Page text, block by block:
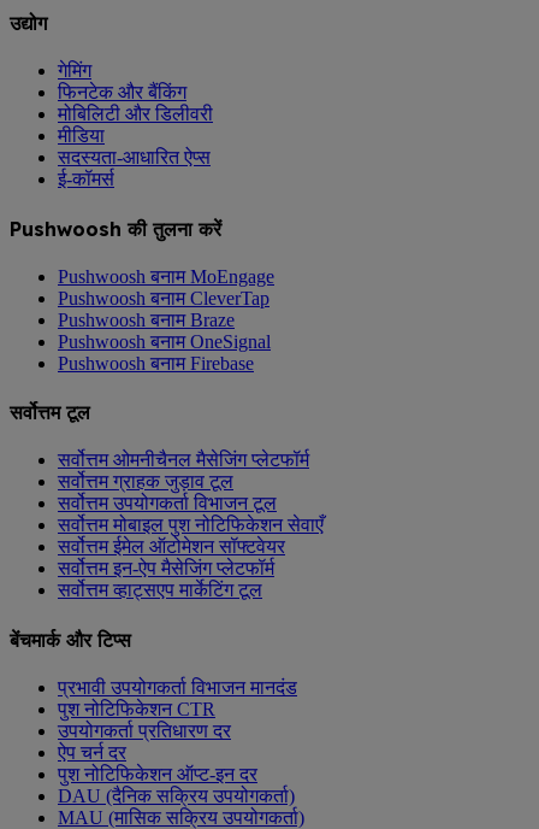
उद्योग
गेमिंग
फिनटेक और बैंकिंग
मोबिलिटी और डिलीवरी
मीडिया
सदस्यता-आधारित ऐप्स
ई-कॉमर्स
Pushwoosh की तुलना करें
Pushwoosh बनाम MoEngage
Pushwoosh बनाम CleverTap
Pushwoosh बनाम Braze
Pushwoosh बनाम OneSignal
Pushwoosh बनाम Firebase
सर्वोत्तम टूल
सर्वोत्तम ओमनीचैनल मैसेजिंग प्लेटफॉर्म
सर्वोत्तम ग्राहक जुड़ाव टूल
सर्वोत्तम उपयोगकर्ता विभाजन टूल
सर्वोत्तम मोबाइल पुश नोटिफिकेशन सेवाएँ
सर्वोत्तम ईमेल ऑटोमेशन सॉफ्टवेयर
सर्वोत्तम इन-ऐप मैसेजिंग प्लेटफॉर्म
सर्वोत्तम व्हाट्सएप मार्केटिंग टूल
बेंचमार्क और टिप्स
प्रभावी उपयोगकर्ता विभाजन मानदंड
पुश नोटिफिकेशन CTR
उपयोगकर्ता प्रतिधारण दर
ऐप चर्न दर
पुश नोटिफिकेशन ऑप्ट-इन दर
DAU (दैनिक सक्रिय उपयोगकर्ता)
MAU (मासिक सक्रिय उपयोगकर्ता)